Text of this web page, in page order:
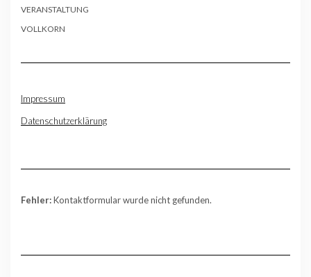
VERANSTALTUNG
VOLLKORN
Impressum
Datenschutzerklärung
Fehler:Kontaktformular wurde nicht gefunden.